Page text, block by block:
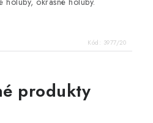
Kód: 3977/20
produkty